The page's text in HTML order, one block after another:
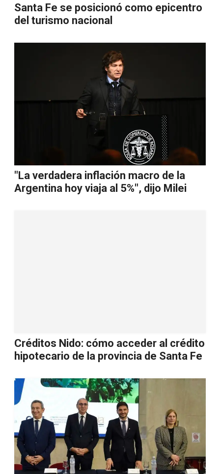
Santa Fe se posicionó como epicentro
del turismo nacional
"La verdadera inflación macro de la
Argentina hoy viaja al 5%", dijo Milei
Créditos Nido: cómo acceder al crédito
hipotecario de la provincia de Santa Fe